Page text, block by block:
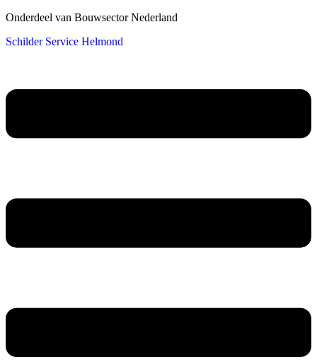
Onderdeel van Bouwsector Nederland
Schilder Service Helmond